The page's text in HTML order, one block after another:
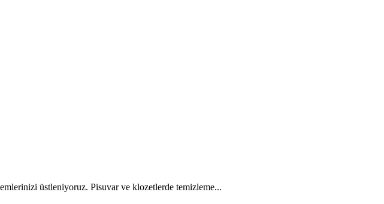
üstleniyoruz. Pisuvar ve klozetlerde temizleme...